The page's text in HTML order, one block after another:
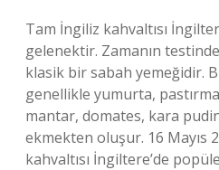
Tam İngiliz kahvaltısı
gelenektir. Zamanın
klasik bir sabah yemeğidir.
genellikle yumurta,
mantar, domates, kara
ekmekten oluşur. 16 Mayıs
kahvaltısı İngiltere’de